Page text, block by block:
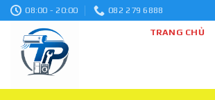
Skip
to
content
08:00 - 20:00 082 279 6888
TRANG CHỦ